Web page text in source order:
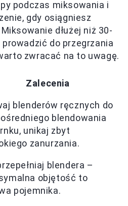
podczas miksowania i
gdy osiągniesz
dłużej niż 30-
do przegrzania
zwracać na to uwagę.
Zalecenia
blenderów ręcznych do
blendowania
unikaj zbyt
zanurzania.
blendera –
objętość to
pojemnika.